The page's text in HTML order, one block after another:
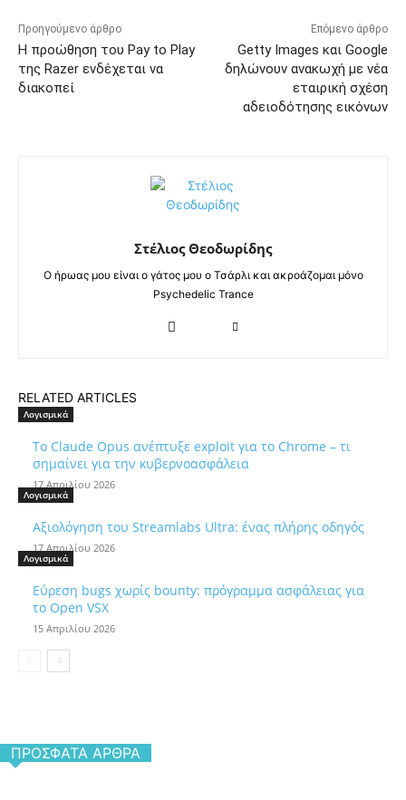
Προηγούμενο άρθρο
Η προώθηση του Pay to Play
της Razer ενδέχεται να
διακοπεί
Επόμενο άρθρο
Getty Images και Google
δηλώνουν ανακωχή με νέα
εταιρική σχέση
αδειοδότησης εικόνων
Στέλιος Θεοδωρίδης
Ο ήρωας μου είναι ο γάτος μου ο Τσάρλι και ακροάζομαι μόνο
Psychedelic Trance
RELATED ARTICLES
Λογισμικά
Το Claude Opus ανέπτυξε exploit για το Chrome – τι
σημαίνει για την κυβερνοασφάλεια
17 Απριλίου 2026
Λογισμικά
Αξιολόγηση του Streamlabs Ultra: ένας πλήρης οδηγός
17 Απριλίου 2026
Λογισμικά
Εύρεση bugs χωρίς bounty: πρόγραμμα ασφάλειας για
το Open VSX
15 Απριλίου 2026
ΠΡΌΣΦΑΤΑ ΆΡΘΡΑ